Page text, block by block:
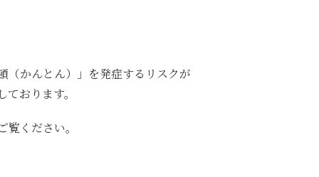
（かんとん）」を発症するリスクが
おります。
ください。